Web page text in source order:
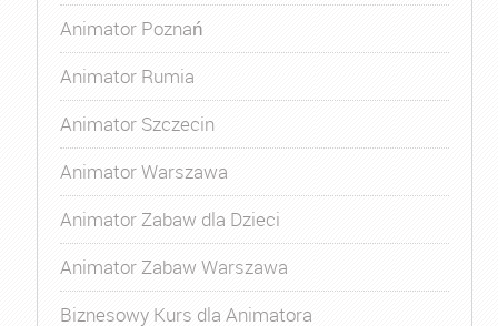
Animator Poznań
Animator Rumia
Animator Szczecin
Animator Warszawa
Animator Zabaw dla Dzieci
Animator Zabaw Warszawa
Biznesowy Kurs dla Animatora